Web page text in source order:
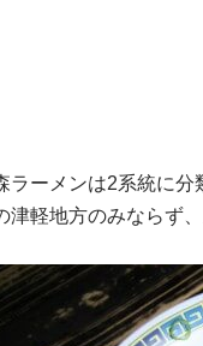
ラーメンは2系統に分
津軽地方のみならず